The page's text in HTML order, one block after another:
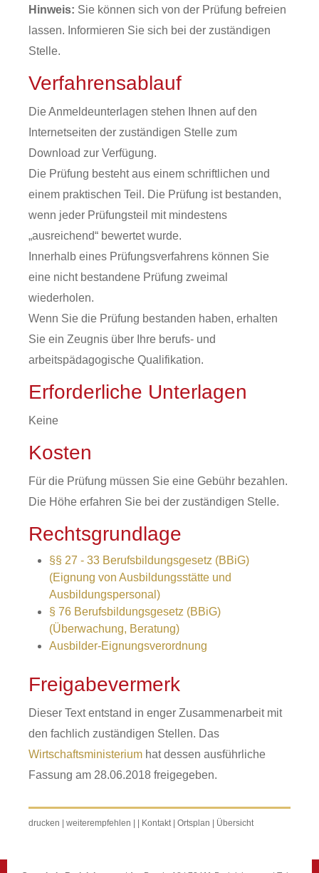
Hinweis: Sie können sich von der Prüfung befreien
lassen. Informieren Sie sich bei der zuständigen
Stelle.
Verfahrensablauf
Die Anmeldeunterlagen stehen Ihnen auf den
Internetseiten der zuständigen Stelle zum
Download zur Verfügung.
Die Prüfung besteht aus einem schriftlichen und
einem praktischen Teil. Die Prüfung ist bestanden,
wenn jeder Prüfungsteil mit mindestens
„ausreichend“ bewertet wurde.
Innerhalb eines Prüfungsverfahrens können Sie
eine nicht bestandene Prüfung zweimal
wiederholen.
Wenn Sie die Prüfung bestanden haben, erhalten
Sie ein Zeugnis über Ihre berufs- und
arbeitspädagogische Qualifikation.
Erforderliche Unterlagen
Keine
Kosten
Für die Prüfung müssen Sie eine Gebühr bezahlen.
Die Höhe erfahren Sie bei der zuständigen Stelle.
Rechtsgrundlage
§§ 27 - 33 Berufsbildungsgesetz (BBiG)
(Eignung von Ausbildungsstätte und
Ausbildungspersonal)
§ 76 Berufsbildungsgesetz (BBiG)
(Überwachung, Beratung)
Ausbilder-Eignungsverordnung
Freigabevermerk
Dieser Text entstand in enger Zusammenarbeit mit
den fachlich zuständigen Stellen. Das
Wirtschaftsministerium hat dessen ausführliche
Fassung am 28.06.2018 freigegeben.
drucken weiterempfehlen Kontakt| Ortsplan Übersicht